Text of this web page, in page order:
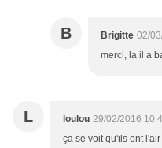
B Brigitte 02/
merci, la il a
L loulou 29/02/2016
ça se voit qu'ils ont